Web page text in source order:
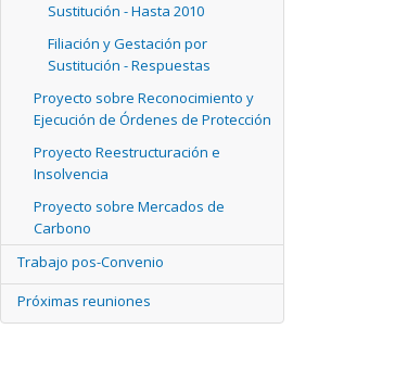
Sustitución - Hasta 2010
Filiación y Gestación por
Sustitución - Respuestas
Proyecto sobre Reconocimiento y
Ejecución de Órdenes de Protección
Proyecto Reestructuración e
Insolvencia
Proyecto sobre Mercados de
Carbono
Trabajo pos-Convenio
Próximas reuniones